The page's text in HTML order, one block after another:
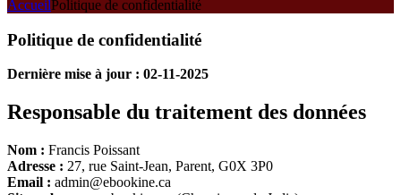
AccueilPolitique de confidentialité
Politique de confidentialité
Dernière mise à jour : 02-11-2025
Responsable du traitement des données
Nom : Francis Poissant
Adresse : 27, rue Saint-Jean, Parent, G0X 3P0
Email : admin@ebookine.ca